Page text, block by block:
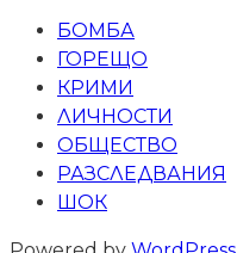
БОМБА
ГОРЕЩО
КРИМИ
ЛИЧНОСТИ
ОБЩЕСТВО
РАЗСЛЕДВАНИЯ
ШОК